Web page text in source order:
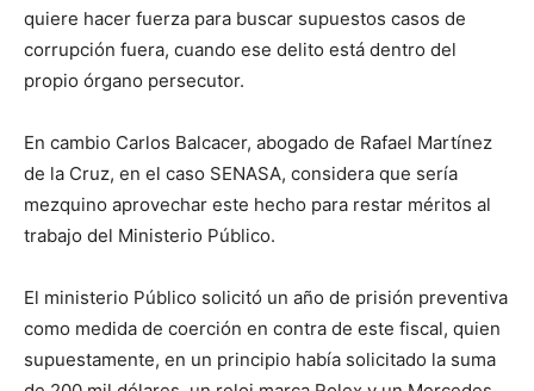
quiere hacer fuerza para buscar supuestos casos de
corrupción fuera, cuando ese delito está dentro del
propio órgano persecutor.
En cambio Carlos Balcacer, abogado de Rafael Martínez
de la Cruz, en el caso SENASA, considera que sería
mezquino aprovechar este hecho para restar méritos al
trabajo del Ministerio Público.
El ministerio Público solicitó un año de prisión preventiva
como medida de coerción en contra de este fiscal, quien
supuestamente, en un principio había solicitado la suma